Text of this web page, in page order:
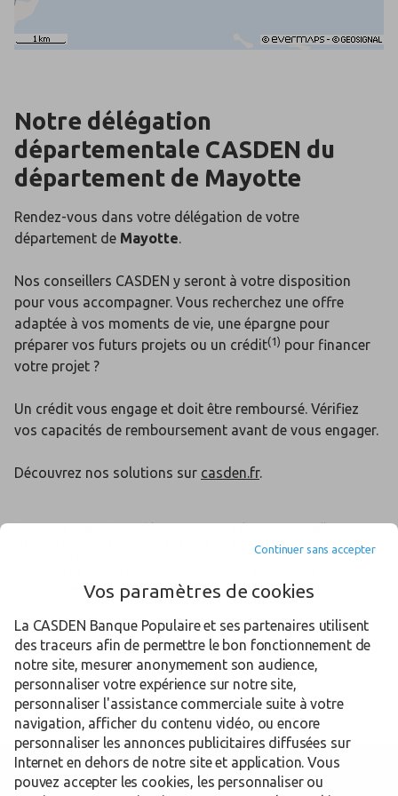
Notre délégation
départementale CASDEN du
département de Mayotte
Rendez-vous dans votre délégation de votre
département de Mayotte.
Nos conseillers CASDEN y seront à votre disposition
pour vous accompagner. Vous recherchez une offre
adaptée à vos moments de vie, une épargne pour
préparer vos futurs projets ou un crédit(1) pour financer
votre projet ?
Un crédit vous engage et doit être remboursé. Vérifiez
vos capacités de remboursement avant de vous engager.
Découvrez nos solutions sur casden.fr.
(1) Offre soumise à conditions et dans les limites fixées par l’offre de
crédit, sous réserve d’acceptation de votre dossier par l’organisme
opération relevant des articles L313-1 et suivants du code de la
consommation (crédit immobilier), l’emprunteur dispose d’un délai de
réflexion de 10 jours avant d’accepter l’offre de crédit. La réalisation de
la vente est subordonnée à l’obtention du prêt. Si celui-ci n’est pas
obtenu, le vendeur doit rembourser les sommes versées. Pour les
crédits à la consommation, l’emprunteur dispose du délai légal de
rétractation.
Trouver une Délégation Départementale CASDEN Mayotte
Continuer sans accepter
Vos paramètres de cookies
La CASDEN Banque Populaire et ses partenaires utilisent
des traceurs afin de permettre le bon fonctionnement de
notre site, mesurer anonymement son audience,
personnaliser votre expérience sur notre site,
personnaliser l'assistance commerciale suite à votre
navigation, afficher du contenu vidéo, ou encore
personnaliser les annonces publicitaires diffusées sur
Internet en dehors de notre site et application. Vous
pouvez accepter les cookies, les personnaliser ou